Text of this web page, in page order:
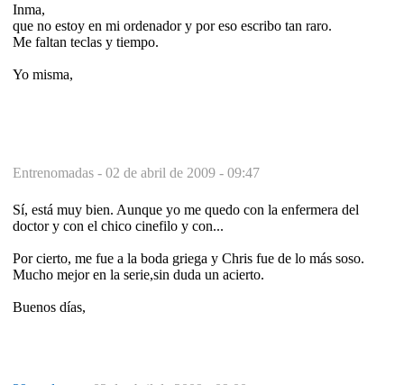
Inma,
que no estoy en mi ordenador y por eso escribo tan raro.
Me faltan teclas y tiempo.
Yo misma,
Entrenomadas - 02 de abril de 2009 - 09:47
Sí, está muy bien. Aunque yo me quedo con la enfermera del
doctor y con el chico cinefilo y con...
Por cierto, me fue a la boda griega y Chris fue de lo más soso.
Mucho mejor en la serie,sin duda un acierto.
Buenos días,